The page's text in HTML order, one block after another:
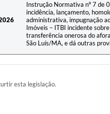
Instrução Normativa nº 7 de
incidência, lançamento,
administrativa, impugnação
Imóveis – ITBI incidente
transferência onerosa do
São Luís/MA, e dá outras
esta legislação.